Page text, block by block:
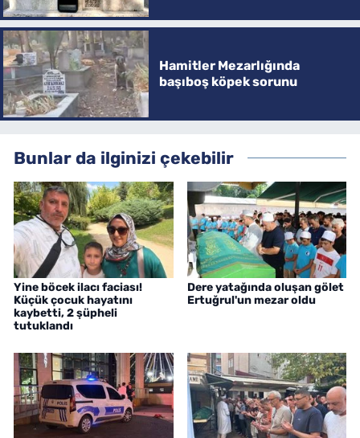
Hamitler Mezarlığında
başıboş köpek sorunu
Bunlar da ilginizi çekebilir
Yine böcek ilacı faciası!
Küçük çocuk hayatını
kaybetti, 2 şüpheli
tutuklandı
Dere yatağında oluşan gölet
Ertuğrul'un mezar oldu